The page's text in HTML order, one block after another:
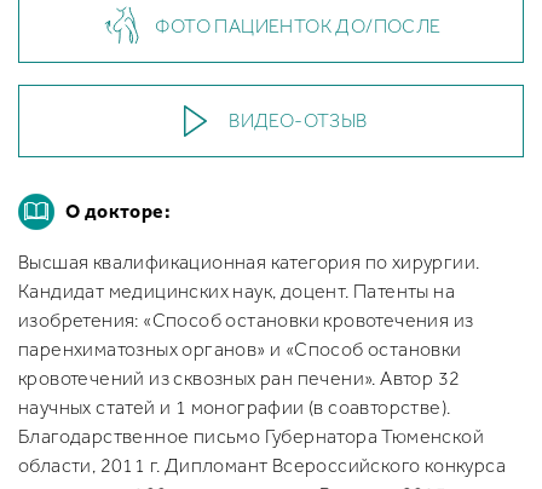
ФОТО ПАЦИЕНТОК ДО/ПОСЛЕ
ВИДЕО-ОТЗЫВ
О докторе:
Высшая квалификационная категория по хирургии.
Кандидат медицинских наук, доцент. Патенты на
изобретения: «Способ остановки кровотечения из
паренхиматозных органов» и «Способ остановки
кровотечений из сквозных ран печени». Автор 32
научных статей и 1 монографии (в соавторстве).
Благодарственное письмо Губернатора Тюменской
области, 2011 г. Дипломант Всероссийского конкурса